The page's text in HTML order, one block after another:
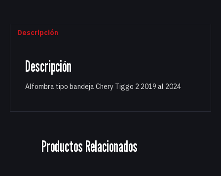
Descripción
Descripción
Alfombra tipo bandeja Chery Tiggo 2 2019 al 2024
Productos Relacionados